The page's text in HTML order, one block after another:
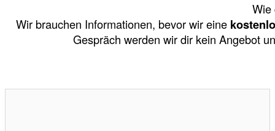
Wie
Wir brauchen Informationen, bevor wir eine
Gespräch werden wir dir kein Angebot